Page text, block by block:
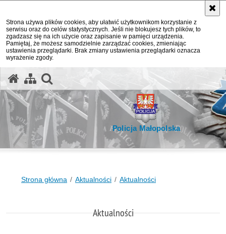
Strona używa plików cookies, aby ułatwić użytkownikom korzystanie z
serwisu oraz do celów statystycznych. Jeśli nie blokujesz tych plików, to
zgadzasz się na ich użycie oraz zapisanie w pamięci urządzenia.
Pamiętaj, że możesz samodzielnie zarządzać cookies, zmieniając
ustawienia przeglądarki. Brak zmiany ustawienia przeglądarki oznacza
wyrażenie zgody.
Policja Małopolska
Strona główna Aktualności Aktualności
Aktualności